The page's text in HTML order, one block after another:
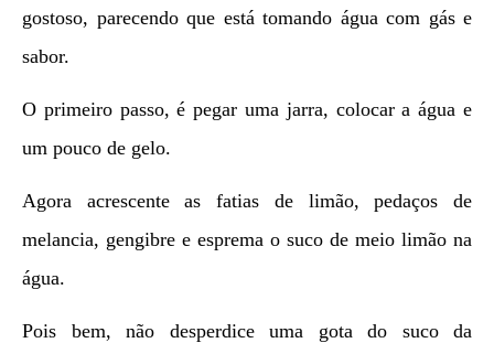
gostoso, parecendo que está tomando água com gás e
sabor.
O primeiro passo, é pegar uma jarra, colocar a água e
um pouco de gelo.
Agora acrescente as fatias de limão, pedaços de
melancia, gengibre e esprema o suco de meio limão na
água.
Pois bem, não desperdice uma gota do suco da